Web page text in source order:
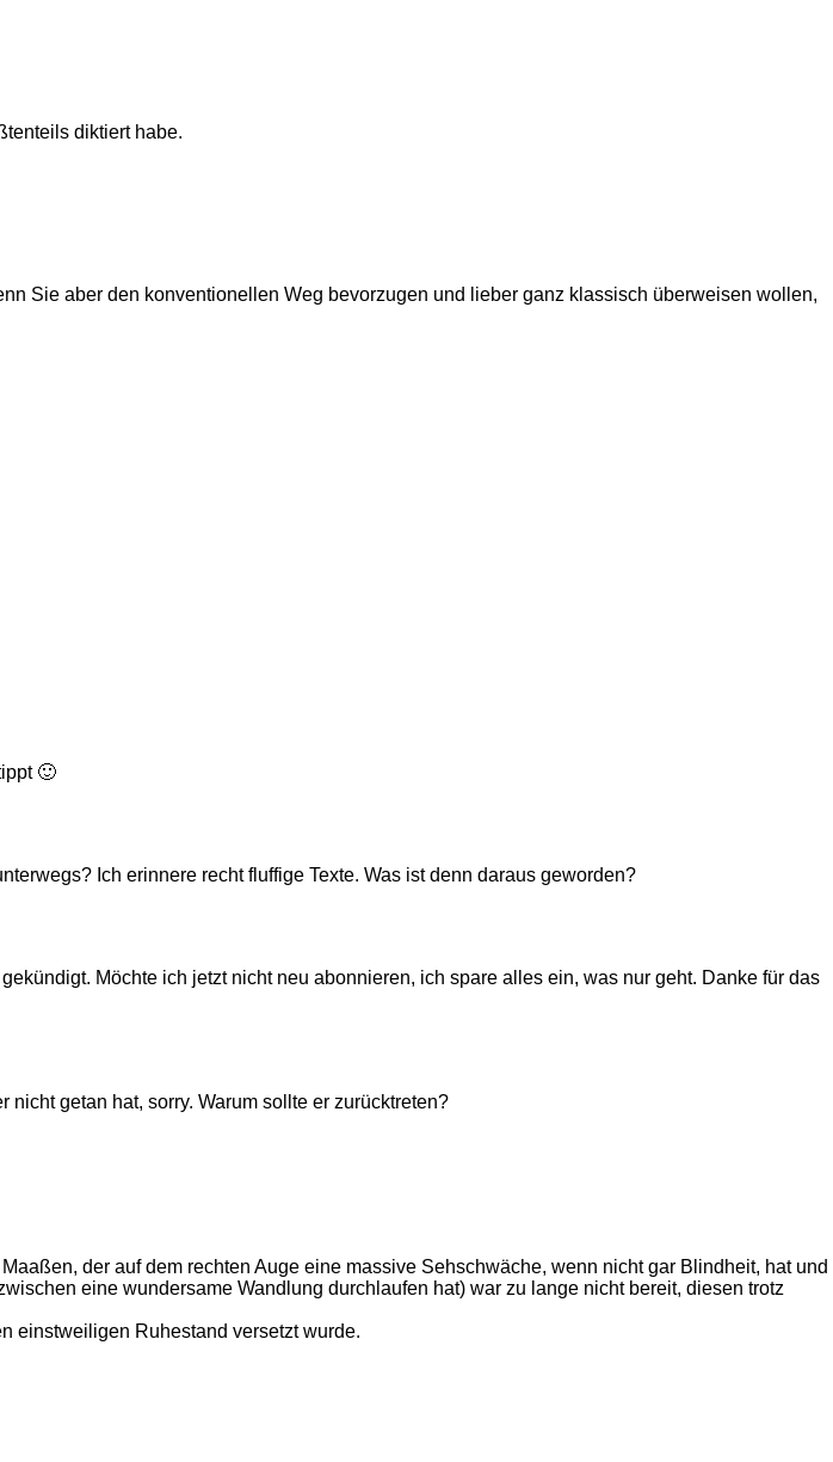
diktiert habe.
Sie aber den konventionellen Weg bevorzugen und lieber ganz klassisch überweisen wollen,
🙂
Ich erinnere recht fluffige Texte. Was ist denn daraus geworden?
Möchte ich jetzt nicht neu abonnieren, ich spare alles ein, was nur geht. Danke für das
getan hat, sorry. Warum sollte er zurücktreten?
der auf dem rechten Auge eine massive Sehschwäche, wenn nicht gar Blindheit, hat und
eine wundersame Wandlung durchlaufen hat) war zu lange nicht bereit, diesen trotz
einstweiligen Ruhestand versetzt wurde.